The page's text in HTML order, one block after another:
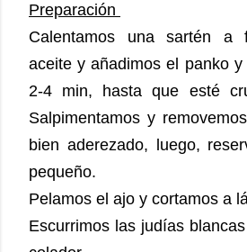
Preparación
Calentamos una sartén a
aceite y añadimos el panko
2-4 min, hasta que esté
Salpimentamos y
bien aderezado, luego,
pequeño.
Pelamos el ajo y cortamos a
Escurrimos las judías